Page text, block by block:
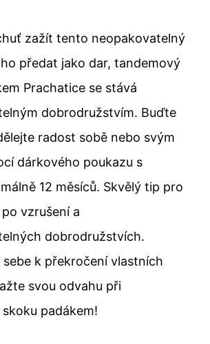
zažít tento neopakovatelný
předat jako dar, tandemový
Prachatice se stává
dobrodružstvím. Buďte
radost sobě nebo svým
dárkového poukazu s
12 měsíců. Skvělý tip pro
vzrušení a
dobrodružstvích.
k překročení vlastních
svou odvahu při
padákem!